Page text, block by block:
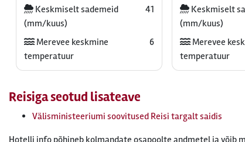
Keskmiselt sademeid
(mm/kuus)
41
Merevee keskmine
temperatuur
6
Keskmiselt
(mm/kuus)
Merevee
temperatuur
Reisiga seotud lisateave
Välisministeeriumi soovitused Reisi targalt saidis
Hotelli info põhineb kolmandate osapoolte andmetel ja